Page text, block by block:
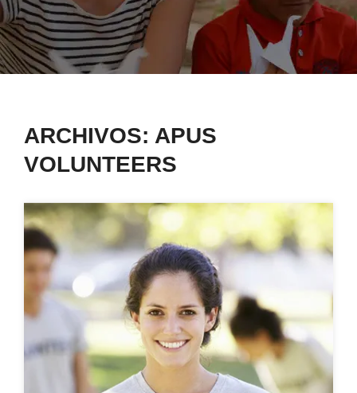
ARCHIVOS: APUS
VOLUNTEERS